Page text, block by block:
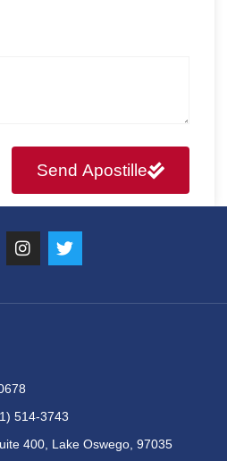
Send Apostille
514-3743
400, Lake Oswego, 97035